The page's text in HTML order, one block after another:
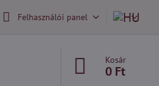
Felhasználói panel
Kosár
0 Ft